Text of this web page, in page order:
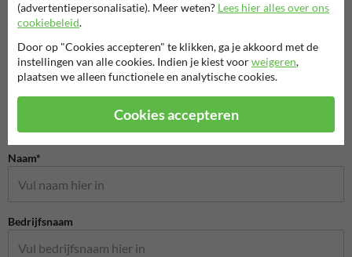
Stel je vraag aan BuurtPreventiebord.nl
Naam*
Bedrijfsnaam
(advertentiepersonalisatie). Meer weten? Lees hier alles over ons
cookiebeleid.
Door op "Cookies accepteren" te klikken, ga je akkoord met de
instellingen van alle cookies. Indien je kiest voorweigeren,
plaatsen we alleen functionele en analytische cookies.
Cookies accepteren